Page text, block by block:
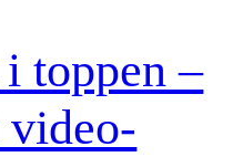
toppen –
video-